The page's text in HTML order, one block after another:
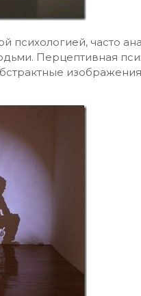
психологией, часто
Перцептивная